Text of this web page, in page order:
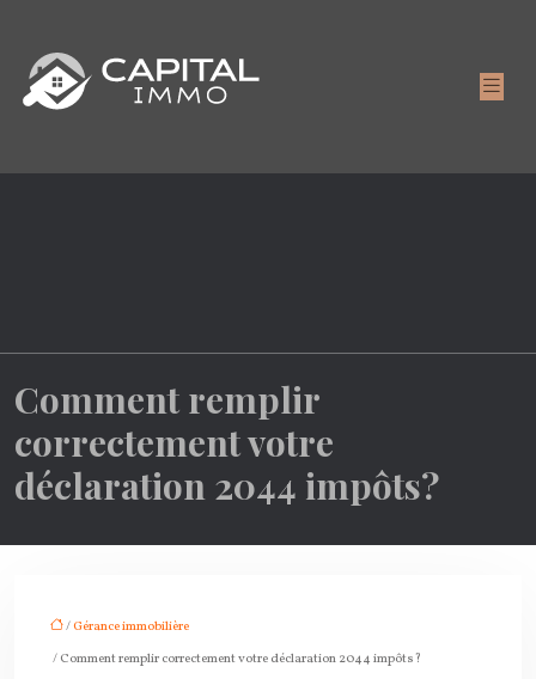
Comment remplir
correctement votre
déclaration 2044 impôts?
/Gérance immobilière
/ Comment remplir correctement votre déclaration 2044 impôts?